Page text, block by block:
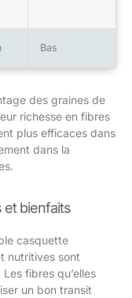
Bas
des graines de
richesse en fibres
plus efficaces dans
dans la
et bienfaits
casquette
nutritives sont
fibres qu’elles
un bon transit